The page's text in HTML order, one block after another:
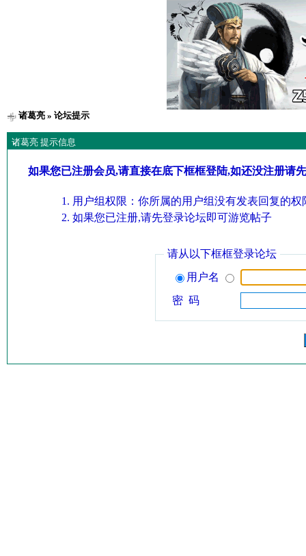
诸葛亮» 论坛提示
诸葛亮 提示信息
如果您已注册会员,请直接在底下框框登陆,如还没注册请
用户组权限：你所属的用户组没有发表回复的权
如果您已注册,请先登录论坛即可游览帖子
请从以下框框登录论坛
用户名
密 码